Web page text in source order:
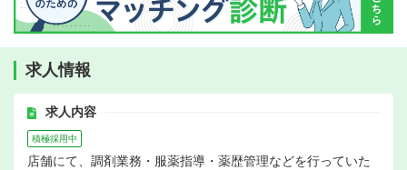
求人情報
求人内容
積極採用中
店舗にて、調剤業務・服薬指導・薬歴管理などを行っていた